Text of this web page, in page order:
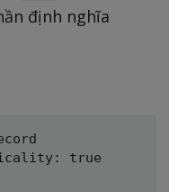
định nghĩa
true